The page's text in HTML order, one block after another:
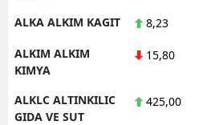
ALKA ALKIM KAGIT 8,23
ALKIM ALKIM
KIMYA
15,80
ALKLC ALTINKILIC
GIDA VE SUT
425,00